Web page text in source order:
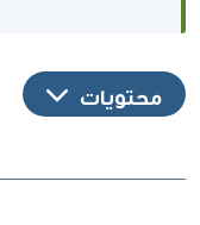
محتويات